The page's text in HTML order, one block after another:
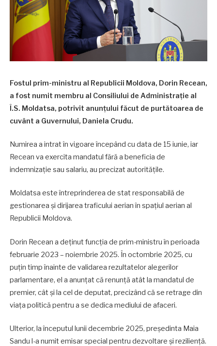
Fostul prim-ministru al Republicii Moldova, Dorin Recean,
a fost numit membru al Consiliului de Administrație al
Î.S. Moldatsa, potrivit anunțului făcut de purtătoarea de
cuvânt a Guvernului, Daniela Crudu.
Numirea a intrat în vigoare începând cu data de 15 iunie, iar
Recean va exercita mandatul fără a beneficia de
indemnizație sau salariu, au precizat autoritățile.
Moldatsa este întreprinderea de stat responsabilă de
gestionarea și dirijarea traficului aerian în spațiul aerian al
Republicii Moldova.
Dorin Recean a deținut funcția de prim-ministru în perioada
februarie 2023 – noiembrie 2025. În octombrie 2025, cu
puțin timp înainte de validarea rezultatelor alegerilor
parlamentare, el a anunțat că renunță atât la mandatul de
premier, cât și la cel de deputat, precizând că se retrage din
viața politică pentru a se dedica mediului de afaceri.
Ulterior, la începutul lunii decembrie 2025, președinta Maia
Sandu l-a numit emisar special pentru dezvoltare și reziliență.